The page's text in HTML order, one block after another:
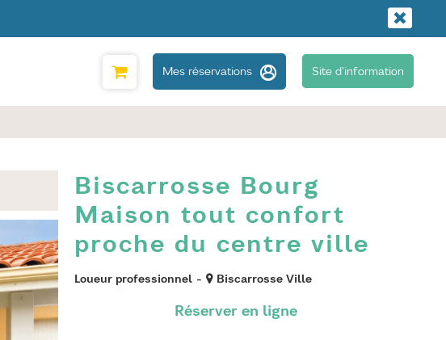
Mes réservations Site d'information
Biscarrosse Bourg
Maison tout confort
proche du centre ville
Loueur professionnel Biscarrosse Ville